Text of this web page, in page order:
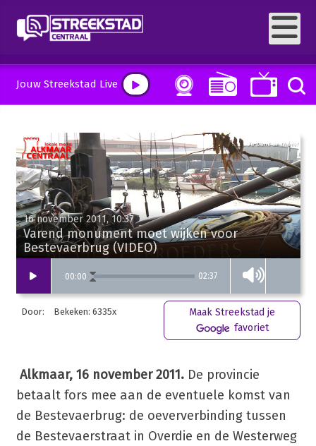
Jouw Streekstad Live
00:00 02:37
16 november 2011, 10:37
Varend monument moet wijken voor
Bestevaerbrug (VIDEO)
Door: Bekeken: 6335x
Maak Streekstad je
favoriet
Alkmaar, 16 november 2011.De provincie
betaalt fors mee aan de eventuele komst van
de Bestevaerbrug: de oeververbinding tussen
de Bestevaerstraat in Overdie en de Westerweg